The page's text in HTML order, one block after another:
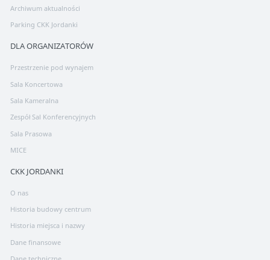
Archiwum aktualności
Parking CKK Jordanki
DLA ORGANIZATORÓW
Przestrzenie pod wynajem
Sala Koncertowa
Sala Kameralna
Zespół Sal Konferencyjnych
Sala Prasowa
MICE
CKK JORDANKI
O nas
Historia budowy centrum
Historia miejsca i nazwy
Dane finansowe